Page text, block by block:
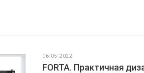
06.05.2022
FORTA. Практичная